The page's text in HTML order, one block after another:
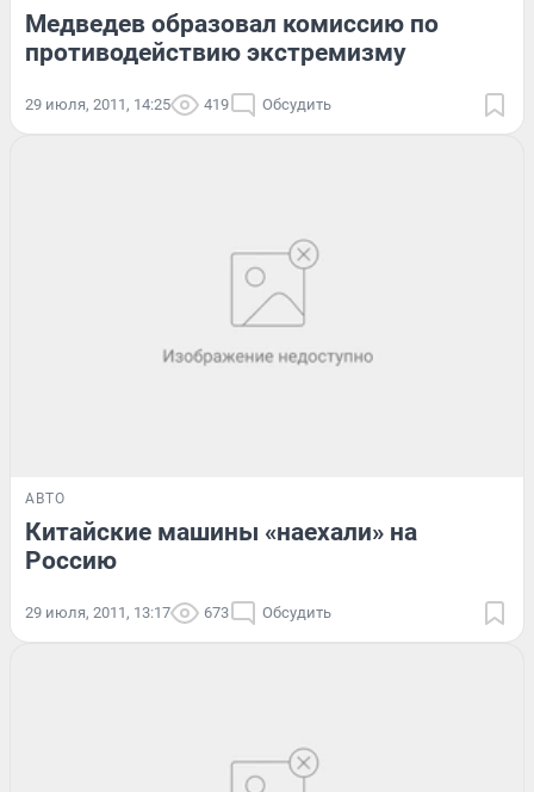
Медведев образовал комиссию по
противодействию экстремизму
29 июля, 2011, 14:25 419 Обсудить
АВТО
Китайские машины «наехали» на
Россию
29 июля, 2011, 13:17 673 Обсудить